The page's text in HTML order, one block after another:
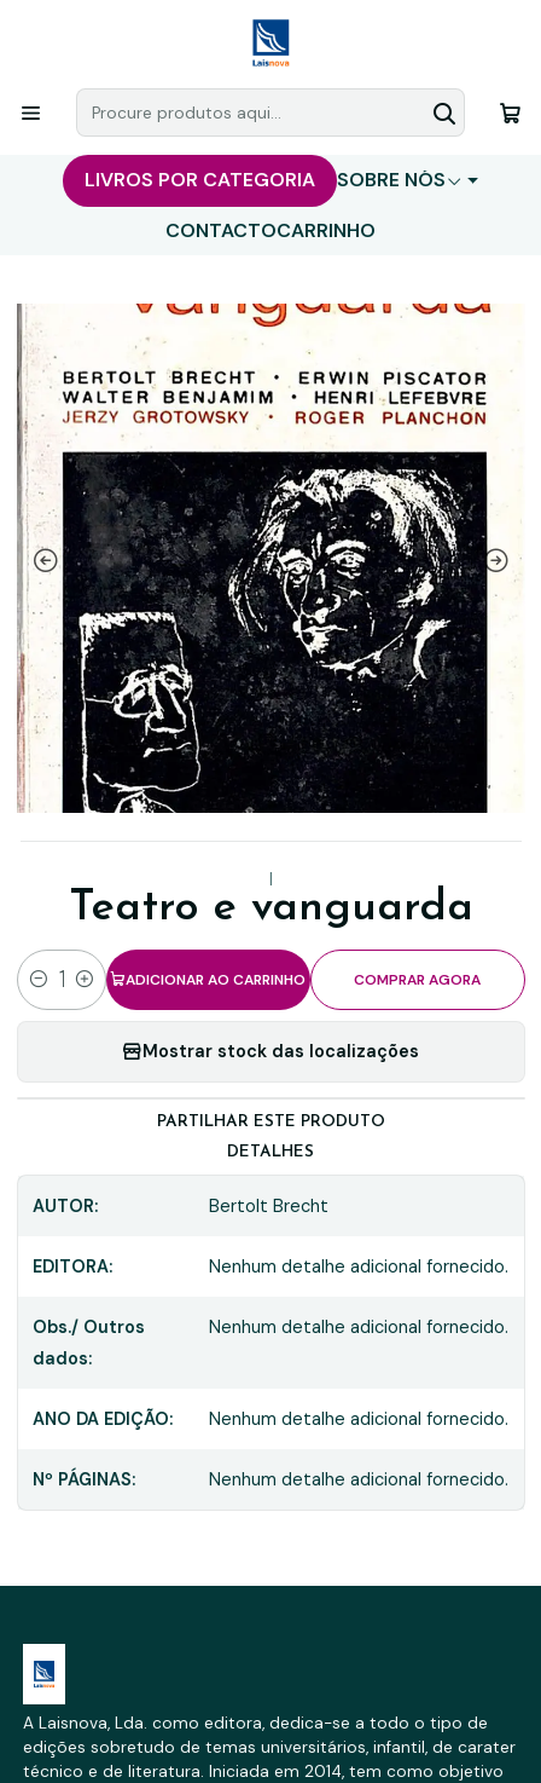
LIVROS POR CATEGORIA
SOBRE NÓS
CONTACTOCARRINHO
|
Teatro e vanguarda
Quantidade
ADICIONAR AO CARRINHO COMPRAR AGORA
Mostrar stock das localizações
PARTILHAR ESTE PRODUTO
DETALHES
AUTOR: Bertolt Brecht
EDITORA: Nenhum detalhe adicional fornecido.
Obs./ Outros
dados:
Nenhum detalhe adicional fornecido.
ANO DA EDIÇÃO: Nenhum detalhe adicional fornecido.
Nº PÁGINAS: Nenhum detalhe adicional fornecido.
A Laisnova, Lda. como editora, dedica-se a todo o tipo de
edições sobretudo de temas universitários, infantil, de carater
técnico e de literatura. Iniciada em 2014, tem como objetivo